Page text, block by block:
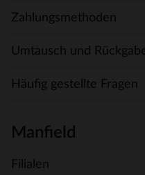
Zahlungsmethoden
Umtausch und
Häufig gestellte Fragen
Manfield
Filialen